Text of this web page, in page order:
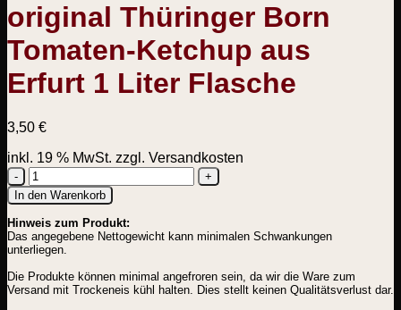
original Thüringer Born
Tomaten-Ketchup aus
Erfurt 1 Liter Flasche
3,50 €
inkl. 19 % MwSt. zzgl. Versandkosten
original
Thüringer
Born
Tomaten-
Ketchup
aus
Erfurt
In den Warenkorb
Hinweis zum Produkt:
Das angegebene Nettogewicht kann minimalen Schwankungen
unterliegen.
Die Produkte können minimal angefroren sein, da wir die Ware zum
Versand mit Trockeneis kühl halten. Dies stellt keinen Qualitätsverlust dar.